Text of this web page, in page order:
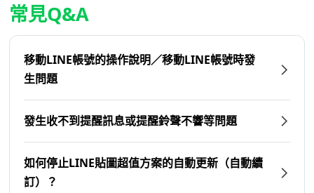
常見Q&A
移動LINE帳號的操作說明／移動LINE帳號時發
生問題
發生收不到提醒訊息或提醒鈴聲不響等問題
如何停止LINE貼圖超值方案的自動更新（自動續
訂）？